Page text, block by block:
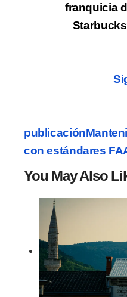
franquicia
publicación
con estándares
You May Also